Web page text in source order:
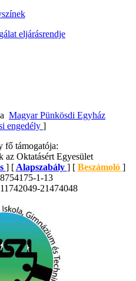
eljárásrendje
Magyar Pünkösdi Egyház
engedély ]
fő támogatója:
az Oktatásért Egyesület
] [ Alapszabály ] [ Beszámoló ]
1-13
21474048